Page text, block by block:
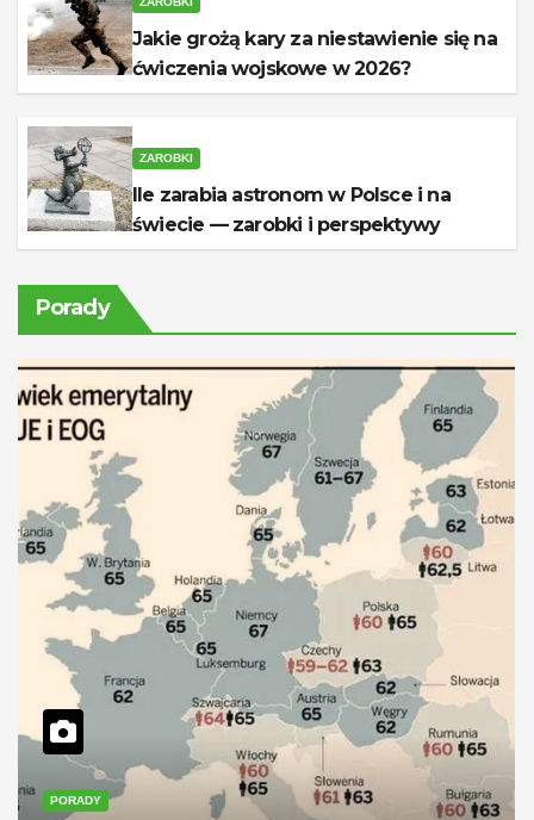
Jakie grożą kary za niestawienie się na
ćwiczenia wojskowe w 2026?
ZAROBKI
Ile zarabia astronom w Polsce i na
świecie — zarobki i perspektywy
Porady
PORADY